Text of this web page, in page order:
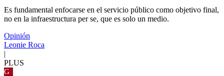
Es fundamental enfocarse en el servicio público como objetivo final,
no en la infraestructura per se, que es solo un medio.
Opinión
Leonie Roca
|
PLUS
G